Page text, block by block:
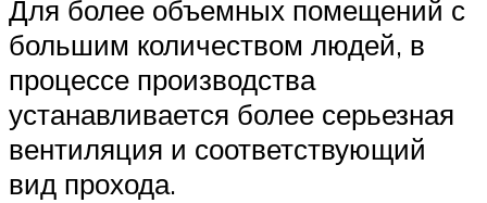
Для более объемных помещений с
большим количеством людей, в
процессе производства
устанавливается более серьезная
вентиляция и соответствующий
вид прохода.